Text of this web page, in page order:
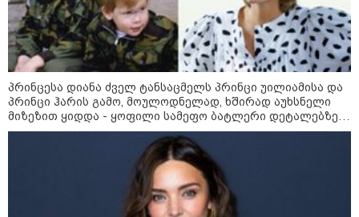
საზოგადოება
პრინცესა დიანა ძველ ტანსაცმელს პრინცი უილიამისა და
პრინცი ჰარის გამო, მოულოდნელად, ხშირად აუხსნელი
მიზეზით ყიდდა - ყოფილი სამეფო ბატლერი დეტალებზე
საკუთარ წიგნში საუბრობს